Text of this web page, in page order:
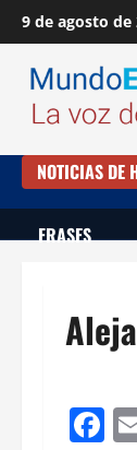
Saltar
al
contenido
9 de agosto de
NOTICIAS DE
FRASES